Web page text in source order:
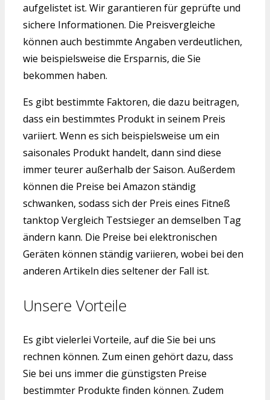
aufgelistet ist. Wir garantieren für geprüfte und
sichere Informationen. Die Preisvergleiche
können auch bestimmte Angaben verdeutlichen,
wie beispielsweise die Ersparnis, die Sie
bekommen haben.
Es gibt bestimmte Faktoren, die dazu beitragen,
dass ein bestimmtes Produkt in seinem Preis
variiert. Wenn es sich beispielsweise um ein
saisonales Produkt handelt, dann sind diese
immer teurer außerhalb der Saison. Außerdem
können die Preise bei Amazon ständig
schwanken, sodass sich der Preis eines Fitneß
tanktop Vergleich Testsieger an demselben Tag
ändern kann. Die Preise bei elektronischen
Geräten können ständig variieren, wobei bei den
anderen Artikeln dies seltener der Fall ist.
Unsere Vorteile
Es gibt vielerlei Vorteile, auf die Sie bei uns
rechnen können. Zum einen gehört dazu, dass
Sie bei uns immer die günstigsten Preise
bestimmter Produkte finden können. Zudem